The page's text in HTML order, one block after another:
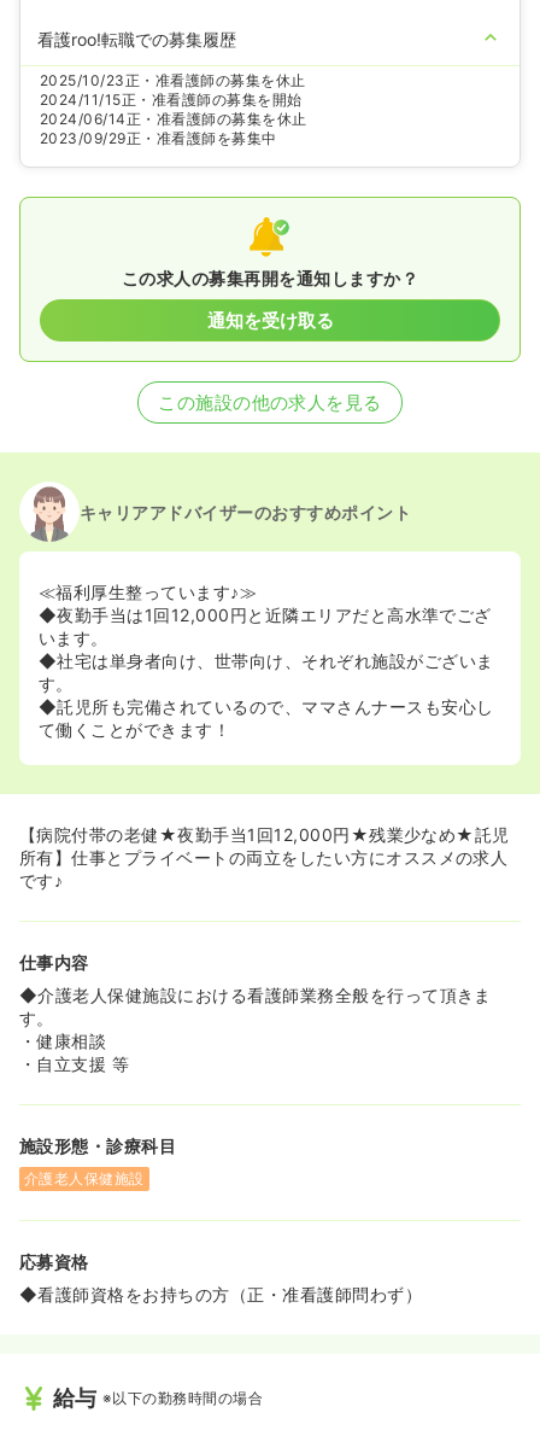
看護roo!転職での募集履歴
2025/10/23正・准看護師の募集を休止
2024/11/15正・准看護師の募集を開始
2024/06/14正・准看護師の募集を休止
2023/09/29正・准看護師を募集中
この求人の募集再開を通知しますか？
通知を受け取る
この施設の他の求人を見る
キャリアアドバイザーのおすすめポイント
≪福利厚生整っています♪≫
◆夜勤手当は1回12,000円と近隣エリアだと高水準でござ
います。
◆社宅は単身者向け、世帯向け、それぞれ施設がございま
す。
◆託児所も完備されているので、ママさんナースも安心し
て働くことができます！
【病院付帯の老健★夜勤手当1回12,000円★残業少なめ★託児
所有】仕事とプライベートの両立をしたい方にオススメの求人
です♪
仕事内容
◆介護老人保健施設における看護師業務全般を行って頂きま
す。
・健康相談
・自立支援 等
施設形態・診療科目
介護老人保健施設
応募資格
◆看護師資格をお持ちの方（正・准看護師問わず）
給与 ※以下の勤務時間の場合